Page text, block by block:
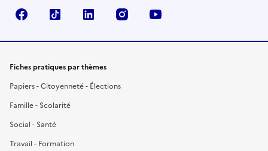
FacebookTikTok LinkedIn Instagram
Fiches pratiques par thèmes
Papiers - Citoyenneté - Élections
Famille - Scolarité
Social - Santé
Travail - Formation